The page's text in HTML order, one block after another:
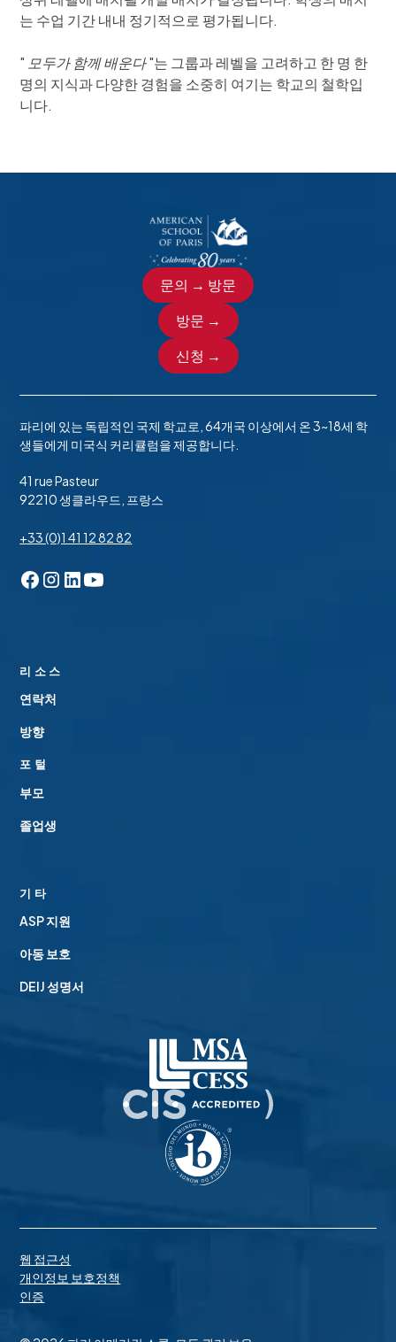
는 수업 기간 내내 정기적으로 평가됩니다.
" 모두가 함께 배운다"는 그룹과 레벨을 고려하고 한 명 한
명의 지식과 다양한 경험을 소중히 여기는 학교의 철학입
니다.
문의 → 방문
방문 →
신청 →
파리에 있는 독립적인 국제 학교로, 64개국 이상에서 온 3~18세 학
생들에게 미국식 커리큘럼을 제공합니다.
41 rue Pasteur
92210 생클라우드, 프랑스
+33 (0)1 41 12 82 82
리소스
연락처
방향
포털
부모
졸업생
기타
ASP 지원
아동 보호
DEIJ 성명서
웹 접근성
개인정보 보호정책
인증